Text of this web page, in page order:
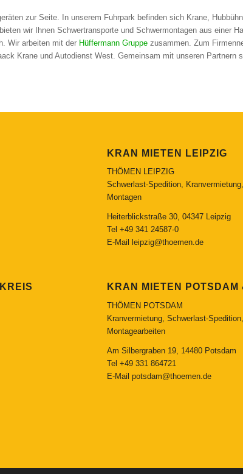
zur Seite. In unserem Fuhrpark befinden sich Krane,
wir Ihnen Schwertransporte und Schwermontagen aus einer
Wir arbeiten mit der Hüffermann Gruppe zusammen. Zum
Krane und Autodienst West. Gemeinsam mit unseren Partnern
KRAN MIETEN LEIPZIG
THÖMEN LEIPZIG
Schwerlast-Spedition,
Montagen
Heiterblickstraße 30, 04347 Leipzig
Tel +49 341 24587-0
E-Mail
leipzig@thoemen.de
KRAN MIETEN POTSDAM
THÖMEN POTSDAM
Kranvermietung, Schwerlast-
Montagearbeiten
Am Silbergraben 19, 14480 Potsdam
Tel +49 331 864721
E-Mail potsdam@thoemen.de